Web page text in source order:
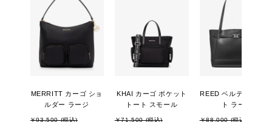
MERRITT カーゴ ショ
ルダー ラージ
￥93,500 (税込)
KHAI カーゴ ポケット
トート スモール
￥71,500 (税込)
REED ベルテッド ト
ト ラージ
￥88,000 (税込)